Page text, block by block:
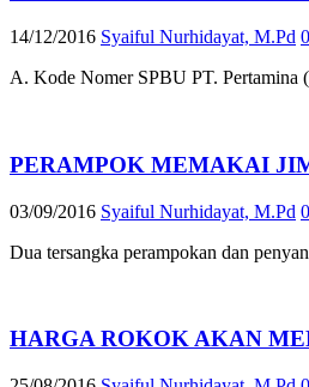
14/12/2016 Syaiful Nurhidayat, M.Pd 0
A. Kode Nomer SPBU PT. Pertamina
PERAMPOK MEMAKAI
03/09/2016 Syaiful Nurhidayat, M.Pd 0
Dua tersangka perampokan dan
HARGA ROKOK AKAN